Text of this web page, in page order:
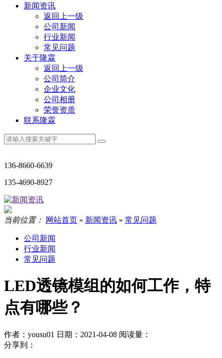
新闻资讯
返回上一级
公司新闻
行业新闻
常见问题
关于隆霖
返回上一级
公司简介
企业文化
公司相册
荣誉资质
联系隆霖
136-8660-6639
135-4690-8927
当前位置： 网站首页 » 新闻资讯 » 常见问题
公司新闻
行业新闻
常见问题
LED透镜模组的如何工作，特
点有哪些？
作者：yousu01 日期：2021-04-08 阅读量：
分享到：